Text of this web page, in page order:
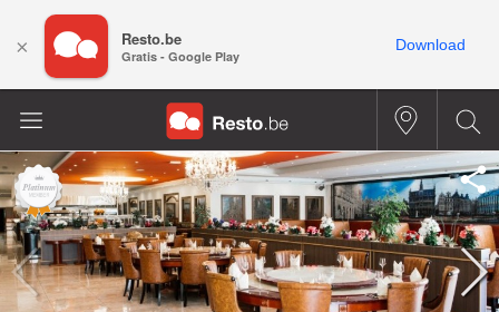
× Resto.be
Gratis - Google Play
Download